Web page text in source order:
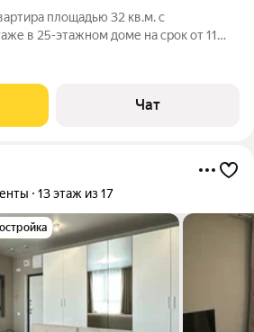
площадью 32 кв.м. с
в 25-этажном доме на срок от 11
Чат
13 этаж из 17